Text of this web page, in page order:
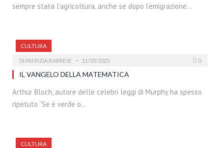
sempre stata l’agricoltura, anche se dopo l’emigrazione…
CULTURA
DI PATRIZIA BARRESE 11/05/2025 0
IL VANGELO DELLA MATEMATICA
Arthur Bloch, autore delle celebri leggi di Murphy ha spesso
ripetuto “Se è verde o…
CULTURA